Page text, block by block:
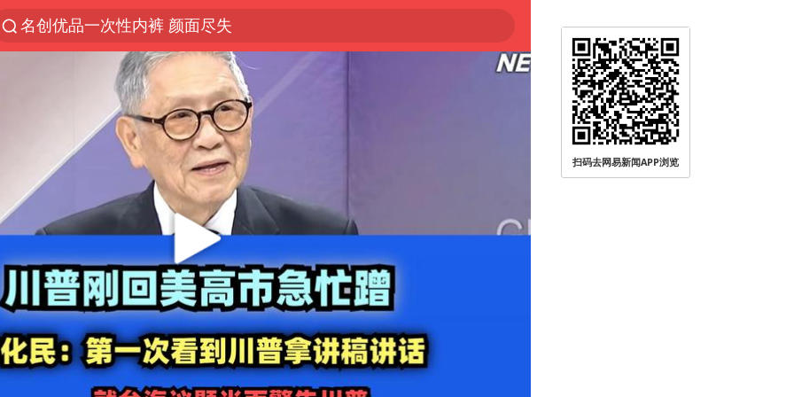
名创优品一次性内裤 颜面尽失
解锁各地夏日限定体验
视频丨中国东方电气集团原党组副书记、董事宋致远被查
台风白海豚闭眼浙江上海处于危险半圆
香港宏福苑火灾或由烟头引起
网约车司机充电时猝死保险拒赔
中国父女泰国骑摩托车坠崖1死1伤
白海豚将正面袭击贯穿浙江
周末打虎 宋致远被查
温州发布告全体市民书：非必要不外出
刘浩存百花奖开幕式红裙起舞
扫码去网易新闻APP浏览